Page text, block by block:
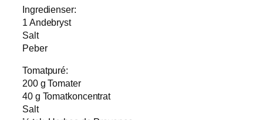
Ingredienser:
1 Andebryst
Salt
Peber
Tomatpuré:
200 g Tomater
40 g Tomatkoncentrat
Salt